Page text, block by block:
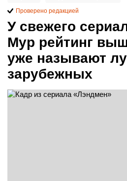
У свежего
Мур рейтинг
уже называют
зарубежных
Проверено редакцией